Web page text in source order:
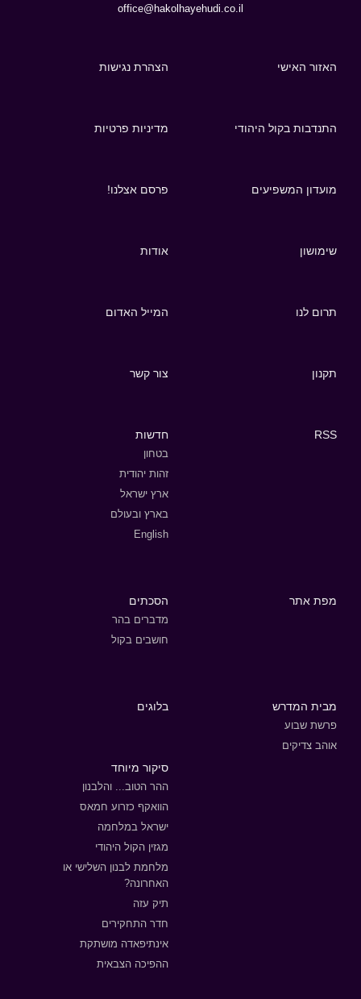
office@hakolhayehudi.co.il
האזור האישי הצהרת נגישות
התנדבות בקול היהודי מדיניות פרטיות
מועדון המשפיעים פרסם אצלנו!
שימושון אודות
תרום לנו המייל האדום
תקנון צור קשר
RSS חדשות
בטחון
זהות יהודית
ארץ ישראל
בארץ ובעולם
English
מפת אתר הסכתים
מדברים בהר
חושבים בקול
מבית המדרש
פרשת שבוע
אוהב צדיקים
בלוגים
סיקור מיוחד
ההר הטוב... והלבנון
הוואקף כזרוע חמאס
ישראל במלחמה
מגזין הקול היהודי
מלחמת לבנון השלישי או
האחרונה?
תיק עזה
חדר התחקירים
אינתיפאדה מושתקת
ההפיכה הצבאית